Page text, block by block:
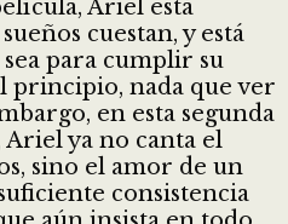
Ariel está
cuestan, y está
para cumplir su
principio, nada que ver
en esta segunda
ya no canta el
sino el amor de un
consistencia